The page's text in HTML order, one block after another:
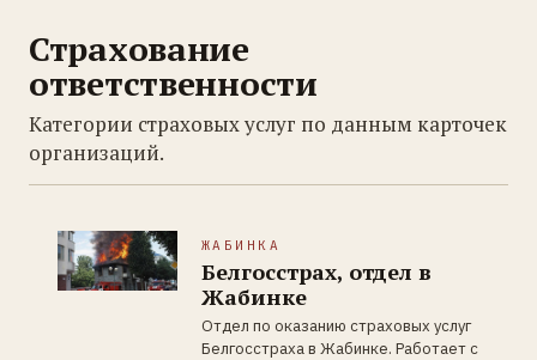
Страхование
ответственности
Категории страховых услуг по данным карточек
организаций.
ЖАБИНКА
Белгосстрах, отдел в
Жабинке
Отдел по оказанию страховых услуг
Белгосстраха в Жабинке. Работает с